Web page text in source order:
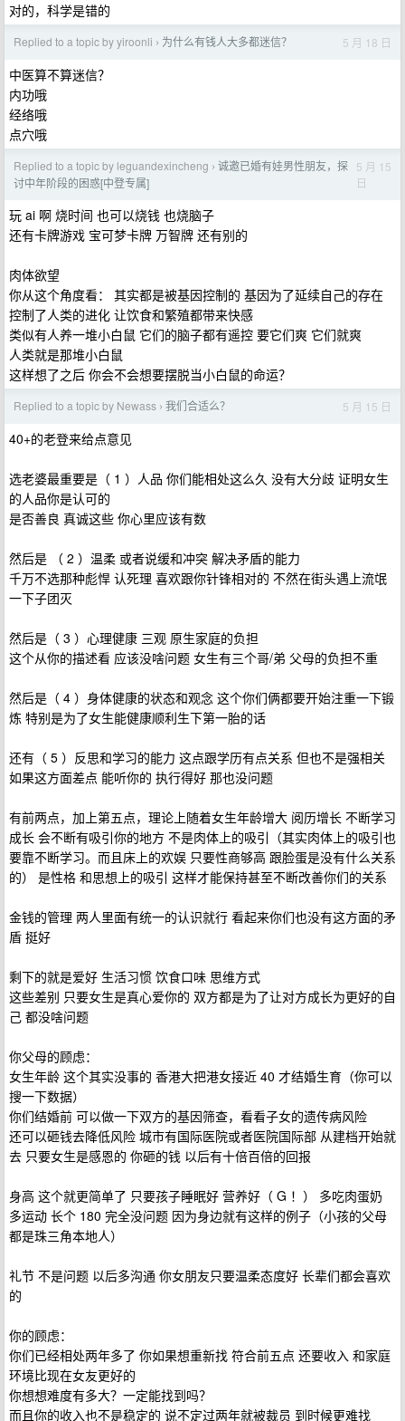
对的，科学是错的
Replied to a topic by yiroonli › 为什么有钱人大多都迷信？ 5 月 18 日
中医算不算迷信？
内功哦
经络哦
点穴哦
Replied to a topic by leguandexincheng › 诚邀已婚有娃男性朋友，探
讨中年阶段的困惑[中登专属]
5 月 15
日
玩 ai 啊 烧时间 也可以烧钱 也烧脑子
还有卡牌游戏 宝可梦卡牌 万智牌 还有别的
肉体欲望
你从这个角度看： 其实都是被基因控制的 基因为了延续自己的存在
控制了人类的进化 让饮食和繁殖都带来快感
类似有人养一堆小白鼠 它们的脑子都有遥控 要它们爽 它们就爽
人类就是那堆小白鼠
这样想了之后 你会不会想要摆脱当小白鼠的命运？
Replied to a topic by Newass › 我们合适么？ 5 月 15 日
40+的老登来给点意见
选老婆最重要是（ 1 ）人品 你们能相处这么久 没有大分歧 证明女生
的人品你是认可的
是否善良 真诚这些 你心里应该有数
然后是 （ 2 ）温柔 或者说缓和冲突 解决矛盾的能力
千万不选那种彪悍 认死理 喜欢跟你针锋相对的 不然在街头遇上流氓
一下子团灭
然后是（ 3 ）心理健康 三观 原生家庭的负担
这个从你的描述看 应该没啥问题 女生有三个哥/弟 父母的负担不重
然后是（ 4 ）身体健康的状态和观念 这个你们俩都要开始注重一下锻
炼 特别是为了女生能健康顺利生下第一胎的话
还有（ 5 ）反思和学习的能力 这点跟学历有点关系 但也不是强相关
如果这方面差点 能听你的 执行得好 那也没问题
有前两点，加上第五点，理论上随着女生年龄增大 阅历增长 不断学习
成长 会不断有吸引你的地方 不是肉体上的吸引（其实肉体上的吸引也
要靠不断学习。而且床上的欢娱 只要性商够高 跟脸蛋是没有什么关系
的） 是性格 和思想上的吸引 这样才能保持甚至不断改善你们的关系
金钱的管理 两人里面有统一的认识就行 看起来你们也没有这方面的矛
盾 挺好
剩下的就是爱好 生活习惯 饮食口味 思维方式
这些差别 只要女生是真心爱你的 双方都是为了让对方成长为更好的自
己 都没啥问题
你父母的顾虑：
女生年龄 这个其实没事的 香港大把港女接近 40 才结婚生育（你可以
搜一下数据）
你们结婚前 可以做一下双方的基因筛查，看看子女的遗传病风险
还可以砸钱去降低风险 城市有国际医院或者医院国际部 从建档开始就
去 只要女生是感恩的 你砸的钱 以后有十倍百倍的回报
身高 这个就更简单了 只要孩子睡眠好 营养好（ G ！） 多吃肉蛋奶
多运动 长个 180 完全没问题 因为身边就有这样的例子（小孩的父母
都是珠三角本地人）
礼节 不是问题 以后多沟通 你女朋友只要温柔态度好 长辈们都会喜欢
的
你的顾虑：
你们已经相处两年多了 你如果想重新找 符合前五点 还要收入 和家庭
环境比现在女友更好的
你想想难度有多大？一定能找到吗？
而且你的收入也不是稳定的 说不定过两年就被裁员 到时候更难找